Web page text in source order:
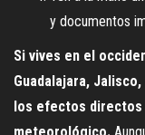
y documentos
Si vives en el
Guadalajara,
los efectos